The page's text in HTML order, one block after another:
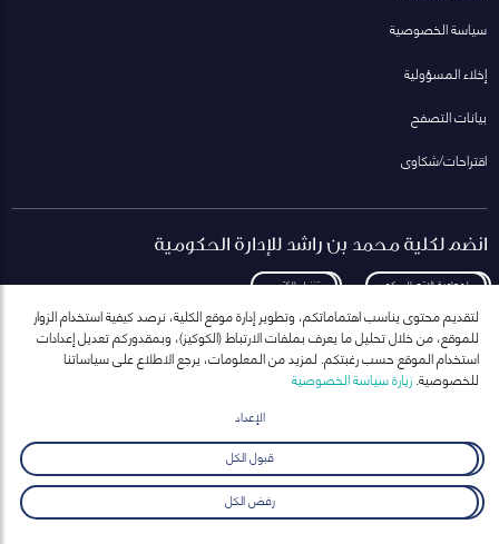
سياسة الخصوصية
إخلاء المسؤولية
بيانات التصفح
اقتراحات/شكاوى
انضم لكلية محمد بن راشد للإدارة الحكومية
لمعاودة الاتصال بكم تنزيل الكتيب
انضم إلى قائمة مراسلاتنا
ارسال
لتقديم محتوى يناسب اهتماماتكم، وتطوير إدارة موقع الكلية، نرصد كيفية استخدام الزوار
للموقع، من خلال تحليل ما يعرف بملفات الارتباط (الكوكيز)، وبمقدوركم تعديل إعدادات
استخدام الموقع حسب رغبتكم. لمزيد من المعلومات، يرجع الاطلاع على سياساتنا
للخصوصية.زيارة سياسة الخصوصية
الإعداد
قبول الكل
رفض الكل